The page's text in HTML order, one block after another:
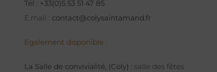
Tél : +33(0)5 53 51 47 85
E.mail : contact@colysaintamand.fr
Egalement disponible :
La Salle de convivialité, (Coly) : salle des fêtes